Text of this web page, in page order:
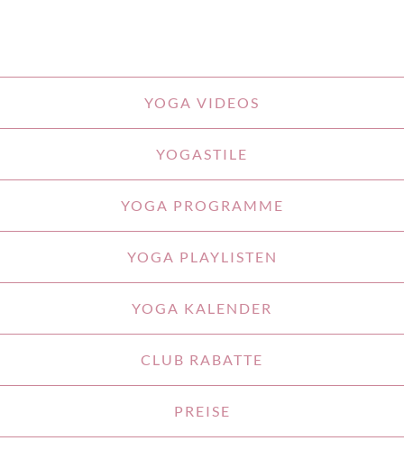
YOGA VIDEOS
YOGASTILE
YOGA PROGRAMME
YOGA PLAYLISTEN
YOGA KALENDER
CLUB RABATTE
PREISE